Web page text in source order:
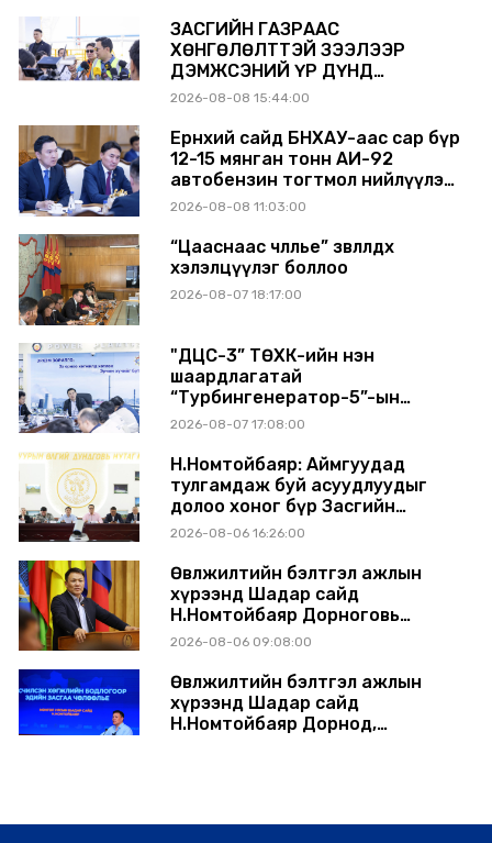
ЗАСГИЙН ГАЗРААС
ХӨНГӨЛӨЛТТЭЙ ЗЭЭЛЭЭР
ДЭМЖСЭНИЙ ҮР ДҮНД
ШАТАХУУН ХАДГАЛАХ САВНУУД
БАЙНА
2026-08-08 15:44:00
Ерөнхий сайд БНХАУ-аас сар бүр
12-15 мянган тонн АИ-92
автобензин тогтмол нийлүүлэх
хүсэлт тавилаа
2026-08-08 11:03:00
“Цааснаас чөлөөлье” зөвлөлдөх
хэлэлцүүлэг боллоо
2026-08-07 18:17:00
"ДЦС-3” ТӨХК-ийн нэн
шаардлагатай
“Турбингенератор-5”-ын
шинэчлэлийн төсвийг
2026-08-07 17:08:00
Н.Номтойбаяр: Аймгуудад
тулгамдаж буй асуудлуудыг
долоо хоног бүр Засгийн
газрын хуралдаанд
2026-08-06 16:26:00
Өвөлжилтийн бэлтгэл ажлын
хүрээнд Шадар сайд
Н.Номтойбаяр Дорноговь
аймагт ажиллав
2026-08-06 09:08:00
Өвөлжилтийн бэлтгэл ажлын
хүрээнд Шадар сайд
Н.Номтойбаяр Дорнод,